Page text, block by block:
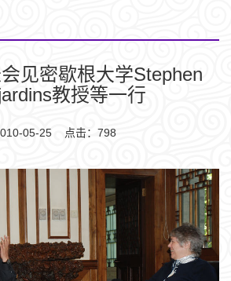
见密歇根大学Stephen
教授等一行
05-25 点击： 798